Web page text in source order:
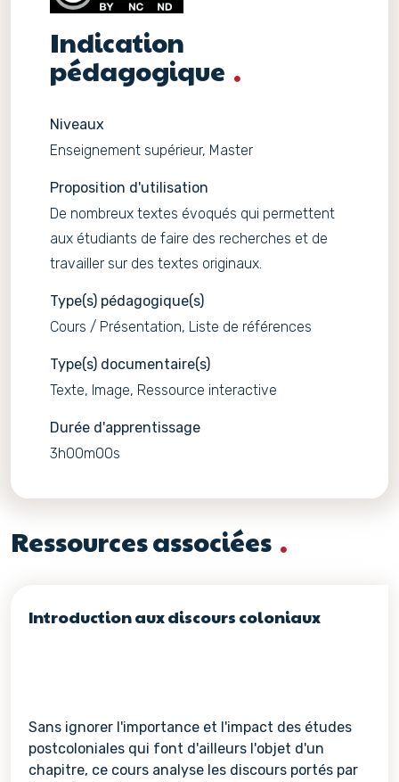
Indication
pédagogique
Niveaux
Enseignement supérieur, Master
Proposition d'utilisation
De nombreux textes évoqués qui permettent
aux étudiants de faire des recherches et de
travailler sur des textes originaux.
Type(s) pédagogique(s)
Cours / Présentation, Liste de références
Type(s) documentaire(s)
Texte, Image, Ressource interactive
Durée d'apprentissage
3h00m00s
Ressources associées
Introduction aux discours coloniaux
Sans ignorer l'importance et l'impact des études
postcoloniales qui font d'ailleurs l'objet d'un
chapitre, ce cours analyse les discours portés par